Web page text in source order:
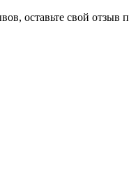
оставьте свой отзыв